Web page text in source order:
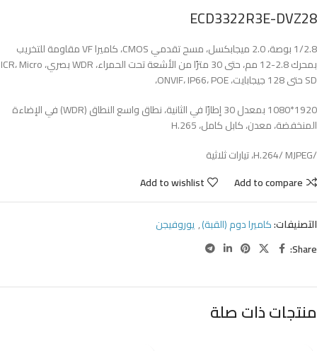
ECD3322R3E-DVZ28
1/2.8 بوصة، 2.0 ميجابكسل، مسح تقدمي CMOS، كاميرا VF مقاومة للتخريب
بمحرك 2.8-12 مم، حتى 30 مترًا من الأشعة تحت الحمراء، WDR بصري، ICR، Micro
SD حتى 128 جيجابايت، ONVIF، IP66، POE،
1920*1080 بمعدل 30 إطارًا في الثانية، نطاق واسع النطاق (WDR) في الإضاءة
المنخفضة، معدن، كابل كامل، H.265
/H.264/ MJPEG، تيارات ثلاثية
Add to compare
Add to wishlist
التصنيفات:كاميرا دوم (القبة),يوروفيجن
Share:
منتجات ذات صلة